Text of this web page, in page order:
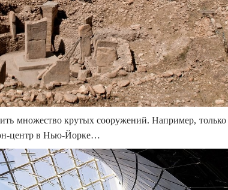
множество крутых сооружений. Например, только
центр в Нью-Йорке…